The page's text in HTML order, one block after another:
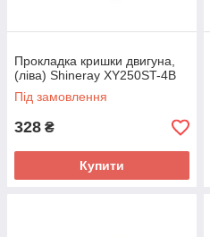
Прокладка кришки двигуна,
(ліва) Shineray XY250ST-4B
Під замовлення
328 ₴
Купити